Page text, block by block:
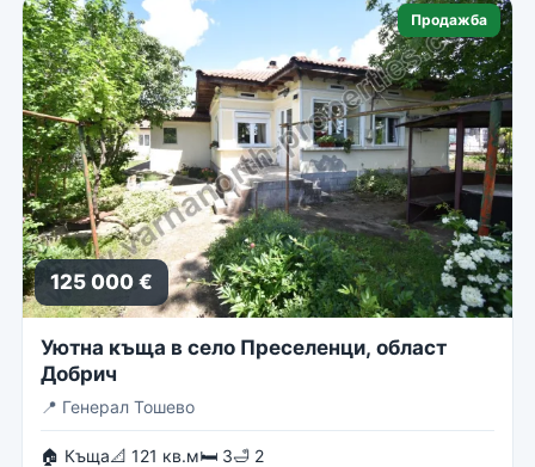
Продажба
125 000 €
Уютна къща в село Преселенци, област
Добрич
📍 Генерал Тошево
🏠 Къща📐 121 кв.м🛏 3🛁 2